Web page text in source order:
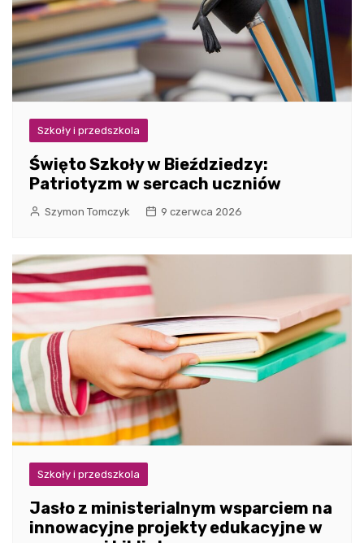
Szkoły i przedszkola
Święto Szkoły w Bieździedzy:
Patriotyzm w sercach uczniów
Szymon Tomczyk 9 czerwca 2026
Szkoły i przedszkola
Jasło z ministerialnym wsparciem na
innowacyjne projekty edukacyjne w